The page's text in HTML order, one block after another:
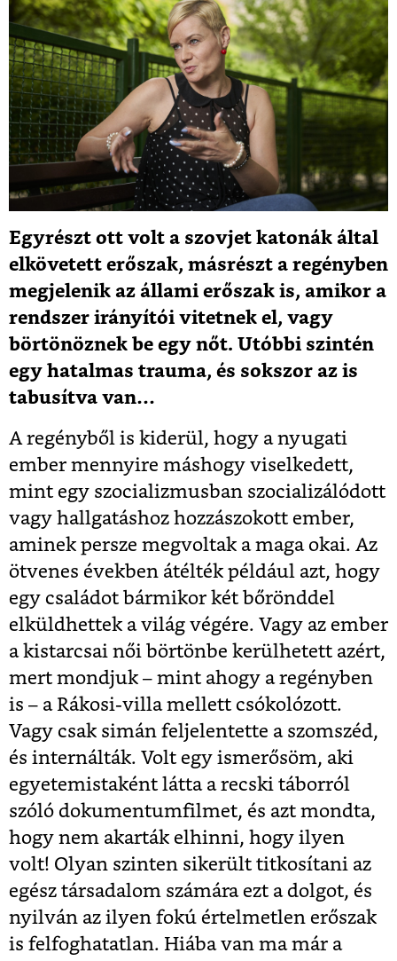
Egyrészt ott volt a szovjet katonák által
elkövetett erőszak, másrészt a regényben
megjelenik az állami erőszak is, amikor a
rendszer irányítói vitetnek el, vagy
börtönöznek be egy nőt. Utóbbi szintén
egy hatalmas trauma, és sokszor az is
tabusítva van…
A regényből is kiderül, hogy a nyugati
ember mennyire máshogy viselkedett,
mint egy szocializmusban szocializálódott
vagy hallgatáshoz hozzászokott ember,
aminek persze megvoltak a maga okai. Az
ötvenes években átélték például azt, hogy
egy családot bármikor két bőrönddel
elküldhettek a világ végére. Vagy az ember
a kistarcsai női börtönbe kerülhetett azért,
mert mondjuk – mint ahogy a regényben
is – a Rákosi-villa mellett csókolózott.
Vagy csak simán feljelentette a szomszéd,
és internálták. Volt egy ismerősöm, aki
egyetemistaként látta a recski táborról
szóló dokumentumfilmet, és azt mondta,
hogy nem akarták elhinni, hogy ilyen
volt! Olyan szinten sikerült titkosítani az
egész társadalom számára ezt a dolgot, és
nyilván az ilyen fokú értelmetlen erőszak
is felfoghatatlan. Hiába van ma már a